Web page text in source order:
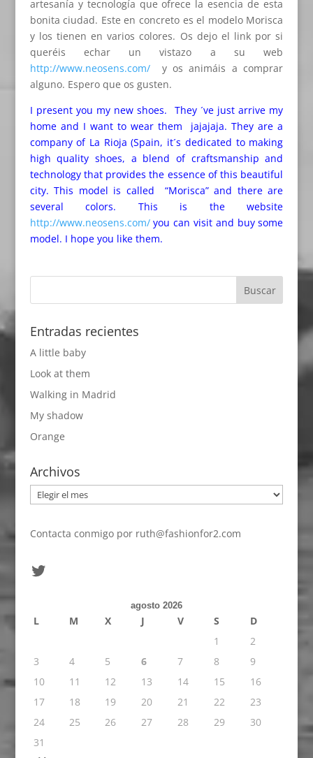
artesanía y tecnología que ofrece la esencia de esta
bonita ciudad. Este en concreto es el modelo Morisca
y los tienen en varios colores. Os dejo el link por si
queréis echar un vistazo a su web
http://www.neosens.com/y os animáis a comprar
alguno. Espero que os gusten.
I present you my new shoes. They ´ve just arrive my
home and I want to wear them jajajaja. They are a
company of La Rioja (Spain, it´s dedicated to making
high quality shoes, a blend of craftsmanship and
technology that provides the essence of this beautiful
city. This model is called “Morisca” and there are
several colors. This is the website
http://www.neosens.com/you can visit and buy some
model. I hope you like them.
Entradas recientes
A little baby
Look at them
Walking in Madrid
My shadow
Orange
Archivos
Archivos
Contacta conmigo por ruth@fashionfor2.com
Twitter
agosto 2026
L M X J V S
D
1
2
3
4 5 6 7 8
9
10
11 12 13 14 15
16
17
18 19 20 21 22
23
24
25 26 27 28 29
30
31